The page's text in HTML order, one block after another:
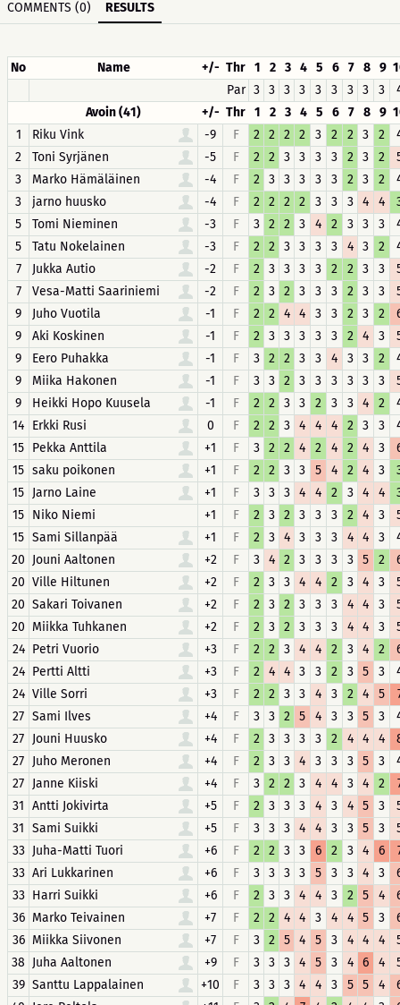
COMMENTS (0) RESULTS
No Name +/- Thr 1 2 3 4 5 6 7 8 9
Par 3 3 3 3 3 3 3 3 3
Avoin (41)
+/- Thr 1 2 3 4 5 6 7 8 9
1
Riku Vink -9 F 2 2 2 2 3 2 2 3 2
2
Toni Syrjänen -5 F 2 2 3 3 3 3 2 3 2
3
Marko Hämäläinen -4 F 2 3 3 3 3 3 2 3 2
3
jarno huusko -4 F 2 2 2 2 3 3 3 4 4
5
Tomi Nieminen -3 F 3 2 2 3 4 2 3 3 3
5
Tatu Nokelainen -3 F 2 2 3 3 3 3 4 3 2
7
Jukka Autio -2 F 2 3 3 3 3 2 2 3 3
7
Vesa-Matti Saariniemi -2 F 2 3 2 3 3 3 2 3 3
9
Juho Vuotila -1 F 2 2 4 4 3 3 2 3 2
9
Aki Koskinen -1 F 2 3 3 3 3 3 2 4 3
9
Eero Puhakka -1 F 3 2 2 3 3 4 3 3 2
9
Miika Hakonen -1 F 3 3 2 3 3 3 3 3 3
9
Heikki Hopo Kuusela -1 F 2 2 3 3 2 3 3 4 2
14 Erkki Rusi 0 F 2 2 3 4 4 4 2 3 3
15 Pekka Anttila +1 F 3 2 2 4 2 4 2 4 3
15 saku poikonen +1 F 2 2 3 3 5 4 2 4 3
15 Jarno Laine +1 F 3 3 3 4 4 2 3 4 4
15 Niko Niemi +1 F 2 3 2 3 3 3 2 4 3
15 Sami Sillanpää +1 F 2 3 4 3 3 3 4 4 3
20 Jouni Aaltonen +2 F 3 4 2 3 3 3 3 5 2
20 Ville Hiltunen +2 F 2 3 3 4 4 2 3 4 3
20 Sakari Toivanen +2 F 2 3 2 3 3 3 4 4 3
20 Miikka Tuhkanen +2 F 2 3 2 3 3 3 4 4 3
24 Petri Vuorio +3 F 2 2 3 4 4 2 3 4 2
24 Pertti Altti +3 F 2 4 4 3 3 2 3 5 3
24 Ville Sorri +3 F 2 2 3 3 4 3 2 4 5
27 Sami Ilves +4 F 3 3 2 5 4 3 3 5 3
27 Jouni Huusko +4 F 2 3 3 3 3 2 4 4 4
27 Juho Meronen +4 F 2 3 3 4 3 3 3 5 3
27 Janne Kiiski +4 F 3 2 2 3 4 4 3 4 2
31 Antti Jokivirta +5 F 2 3 3 3 4 3 4 5 3
31 Sami Suikki +5 F 3 3 3 4 4 3 3 5 3
33 Juha-Matti Tuori +6 F 2 2 3 3 6 2 3 4 6
33 Ari Lukkarinen +6 F 3 3 3 3 5 3 3 4 3
33 Harri Suikki +6 F 2 3 3 4 4 3 2 5 4
36 Marko Teivainen +7 F 2 2 4 4 3 4 4 5 3
36 Miikka Siivonen +7 F 3 2 5 4 5 3 4 4 4
38 Juha Aaltonen +9 F 3 3 3 4 5 3 4 6 4
39 Santtu Lappalainen +10 F 3 3 3 4 4 3 5 5 4